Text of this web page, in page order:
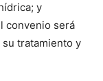
y
convenio será
tratamiento y